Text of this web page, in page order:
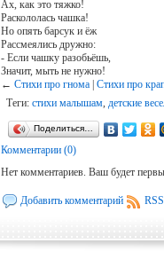
Ах, как это тяжко!
Раскололась чашка!
Но опять барсук и ёж
Рассмеялись дружно:
- Если чашку разобьёшь,
Значит, мыть не нужно!
← Cтихи про гнома| Стихи про
Теги: стихи малышам, детские
Поделиться…
Комментарии (0)
Нет комментариев. Ваш будет
Добавить комментарий